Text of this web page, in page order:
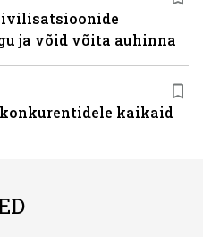
ja võid võita auhinna
kaikaid